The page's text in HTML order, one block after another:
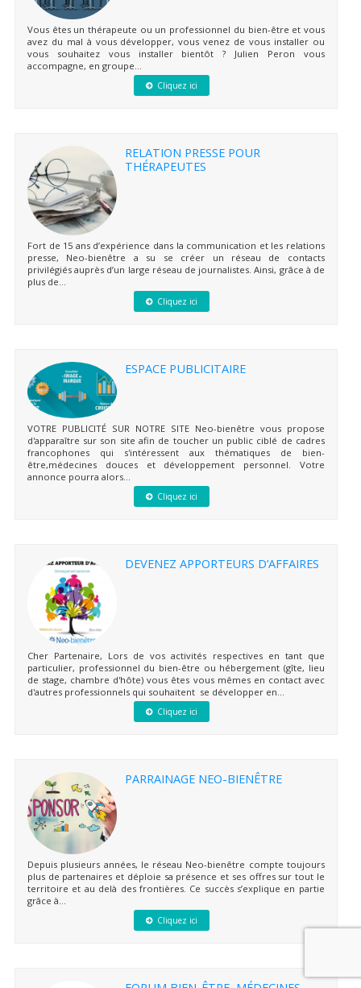
Vous êtes un thérapeute ou un professionnel du bien-être et vous
avez du mal à vous développer, vous venez de vous installer ou
vous souhaitez vous installer bientôt ? Julien Peron vous
accompagne, en groupe...
Cliquez ici
RELATION PRESSE POUR
THÉRAPEUTES
Fort de 15 ans d’expérience dans la communication et les relations
presse, Neo-bienêtre a su se créer un réseau de contacts
privilégiés auprès d’un large réseau de journalistes. Ainsi, grâce à de
plus de...
Cliquez ici
ESPACE PUBLICITAIRE
VOTRE PUBLICITÉ SUR NOTRE SITE Neo-bienêtre vous propose
d'apparaître sur son site afin de toucher un public ciblé de cadres
francophones qui s'intéressent aux thématiques de bien-
être,médecines douces et développement personnel. Votre
annonce pourra alors...
Cliquez ici
DEVENEZ APPORTEURS D’AFFAIRES
Cher Partenaire, Lors de vos activités respectives en tant que
particulier, professionnel du bien-être ou hébergement (gîte, lieu
de stage, chambre d'hôte) vous êtes vous mêmes en contact avec
d'autres professionnels qui souhaitent se développer en...
Cliquez ici
PARRAINAGE NEO-BIENÊTRE
Depuis plusieurs années, le réseau Neo-bienêtre compte toujours
plus de partenaires et déploie sa présence et ses offres sur tout le
territoire et au delà des frontières. Ce succès s’explique en partie
grâce à...
Cliquez ici